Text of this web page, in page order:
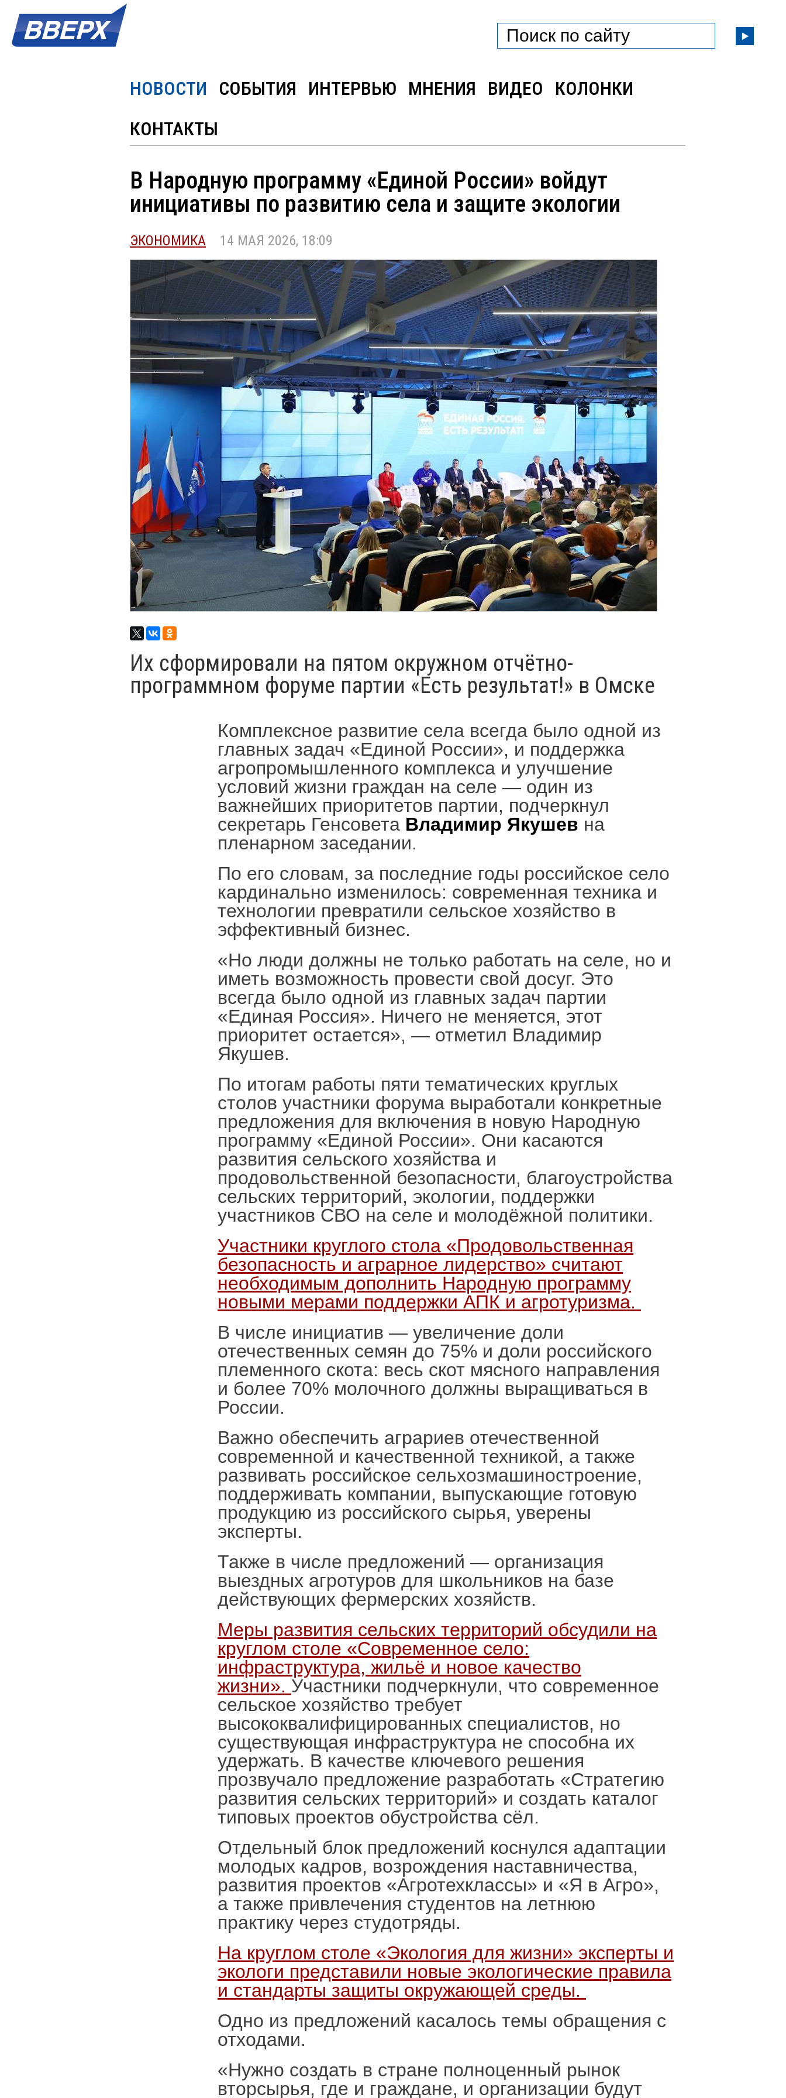
НОВОСТИ СОБЫТИЯ ИНТЕРВЬЮ МНЕНИЯ ВИДЕО
КОЛОНКИ
КОНТАКТЫ
В Народную программу «Единой России» войдут
инициативы по развитию села и защите экологии
ЭКОНОМИКА 14 МАЯ 2026, 18:09
Их сформировали на пятом окружном отчётно-
программном форуме партии «Есть результат!» в Омске
Комплексное развитие села всегда было одной из
главных задач «Единой России», и поддержка
агропромышленного комплекса и улучшение
условий жизни граждан на селе — один из
важнейших приоритетов партии, подчеркнул
секретарь Генсовета Владимир Якушев на
пленарном заседании.
По его словам, за последние годы российское село
кардинально изменилось: современная техника и
технологии превратили сельское хозяйство в
эффективный бизнес.
«Но люди должны не только работать на селе, но и
иметь возможность провести свой досуг. Это
всегда было одной из главных задач партии
«Единая Россия». Ничего не меняется, этот
приоритет остается», — отметил Владимир
Якушев.
По итогам работы пяти тематических круглых
столов участники форума выработали конкретные
предложения для включения в новую Народную
программу «Единой России». Они касаются
развития сельского хозяйства и
продовольственной безопасности, благоустройства
сельских территорий, экологии, поддержки
участников СВО на селе и молодёжной политики.
Участники круглого стола «Продовольственная
безопасность и аграрное лидерство» считают
необходимым дополнить Народную программу
новыми мерами поддержки АПК и агротуризма.
В числе инициатив — увеличение доли
отечественных семян до 75% и доли российского
племенного скота: весь скот мясного направления
и более 70% молочного должны выращиваться в
России.
Важно обеспечить аграриев отечественной
современной и качественной техникой, а также
развивать российское сельхозмашиностроение,
поддерживать компании, выпускающие готовую
продукцию из российского сырья, уверены
эксперты.
Также в числе предложений — организация
выездных агротуров для школьников на базе
действующих фермерских хозяйств.
Меры развития сельских территорий обсудили на
круглом столе «Современное село:
инфраструктура, жильё и новое качество
жизни». Участники подчеркнули, что современное
сельское хозяйство требует
высококвалифицированных специалистов, но
существующая инфраструктура не способна их
удержать. В качестве ключевого решения
прозвучало предложение разработать «Стратегию
развития сельских территорий» и создать каталог
типовых проектов обустройства сёл.
Отдельный блок предложений коснулся адаптации
молодых кадров, возрождения наставничества,
развития проектов «Агротехклассы» и «Я в Агро»,
а также привлечения студентов на летнюю
практику через студотряды.
На круглом столе «Экология для жизни» эксперты и
экологи представили новые экологические правила
и стандарты защиты окружающей среды.
Одно из предложений касалось темы обращения с
отходами.
«Нужно создать в стране полноценный рынок
вторсырья, где и граждане, и организации будут